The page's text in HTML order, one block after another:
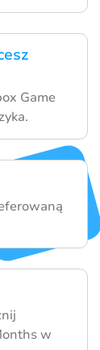
Game
w